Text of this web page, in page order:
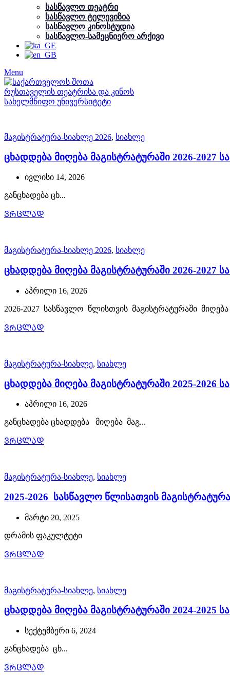
სასწავლო თეატრი
სასწავლო ტელევიზია
სასწავლო კინოსტუდია
სასწავლო-სამეცნიერო არქივი
Menu
მაგისტრატურა-სიახლე 2026, სიახლე
ცხადდება მიღება მაგისტრატურაში 2026-2027
ივლისი 14, 2026
განცხადება ცხ...
ᲕᲠᲪᲚᲐᲓ
მაგისტრატურა-სიახლე 2026, სიახლე
ცხადდება მიღება მაგისტრატურაში 2026-2027
აპრილი 16, 2026
2026-2027 სასწავლო წლისთვის მაგისტრატურაში მიღება
ᲕᲠᲪᲚᲐᲓ
მაგისტრატურა-სიახლე, სიახლე
ცხადდება მიღება მაგისტრატურაში 2025-2026
აპრილი 16, 2026
განცხადება ცხადდება მიღება მაგ...
ᲕᲠᲪᲚᲐᲓ
მაგისტრატურა-სიახლე, სიახლე
2025-2026 სასწავლო წლისათვის
მარტი 20, 2025
დრამის ფაკულტეტი
ᲕᲠᲪᲚᲐᲓ
მაგისტრატურა-სიახლე, სიახლე
ცხადდება მიღება მაგისტრატურაში 2024-2025
სექტემბერი 6, 2024
განცხადება ცხ...
ᲕᲠᲪᲚᲐᲓ